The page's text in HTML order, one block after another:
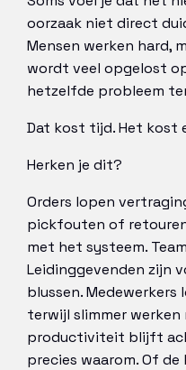
oorzaak niet direct
Mensen werken hard,
wordt veel opgelost
hetzelfde probleem
Dat kost tijd. Het kost
Herken je dit?
Orders lopen
pickfouten of
met het systeem.
Leidinggevenden zijn
blussen.
terwijl slimmer werken
productiviteit blijft
precies waarom. Of